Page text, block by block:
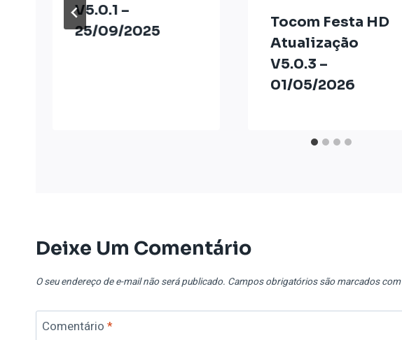
V5.0.1 –
25/09/2025
Tocom Festa HD
Atualização
V5.0.3 –
01/05/2026
Deixe Um Comentário
O seu endereço de e-mail não será publicado. Campos obrigatórios são marcados com
Comentário *